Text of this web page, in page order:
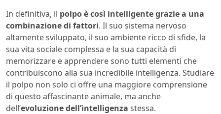
In definitiva, il polpo è così intelligente grazie a una
combinazione di fattori. Il suo sistema nervoso
altamente sviluppato, il suo ambiente ricco di sfide, la
sua vita sociale complessa e la sua capacità di
memorizzare e apprendere sono tutti elementi che
contribuiscono alla sua incredibile intelligenza. Studiare
il polpo non solo ci offre una maggiore comprensione
di questo affascinante animale, ma anche
dell’evoluzione dell’intelligenza stessa.